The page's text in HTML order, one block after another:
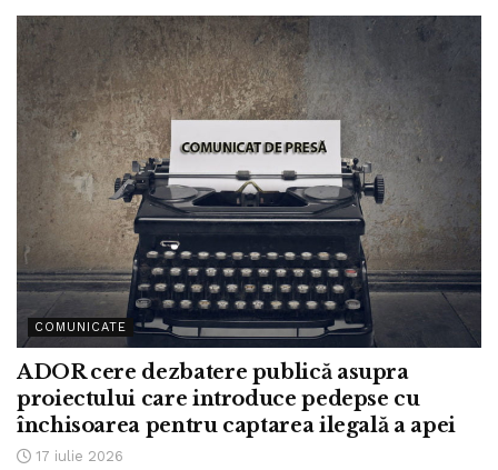
COMUNICATE
ADOR cere dezbatere publică asupra
proiectului care introduce pedepse cu
închisoarea pentru captarea ilegală a apei
17 iulie 2026